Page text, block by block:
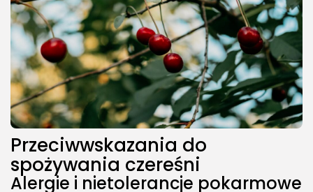
Przeciwwskazania do
spożywania czereśni
Alergie i nietolerancje pokarmowe